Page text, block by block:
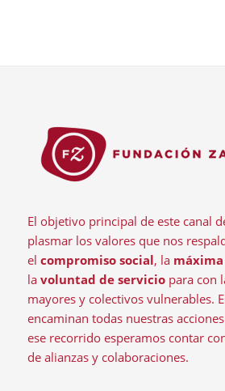
El objetivo principal de este canal
plasmar los valores que nos
el compromiso social, la
la voluntad de serviciopara con
mayores y colectivos vulnerables.
encaminan todas nuestras
ese recorrido esperamos contar
de alianzas y colaboraciones.